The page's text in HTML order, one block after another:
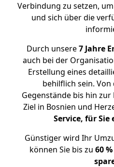
Verbindung zu setzen, um
und sich über die
Durch unsere7 Jahre
auch bei der
Erstellung eines
behilflich sein.
Gegenstände bis hin
Ziel in Bosnien und
Service, für Sie
Günstiger wird Ihr
können Sie bis zu 60